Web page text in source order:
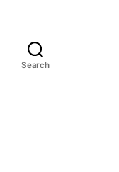
Search